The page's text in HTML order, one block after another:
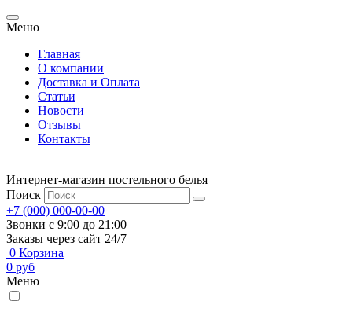
Меню
Главная
О компании
Доставка и Оплата
Статьи
Новости
Отзывы
Контакты
Интернет-магазин постельного белья
Поиск
+7 (000) 000-00-00
Звонки с 9:00 до 21:00
Заказы через сайт 24/7
0 Корзина
0 руб
Меню